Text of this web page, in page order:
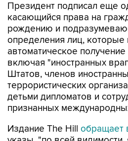
Президент подписал еще
касающийся права на
рождению и
определения лиц,
автоматическое
включая "иностранных
Штатов, членов
террористических
детьми дипломатов и
признанных
Издание The Hill обращает